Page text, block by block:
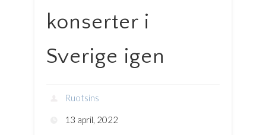
konserter i
Sverige igen
Ruotsins
13 april, 2022